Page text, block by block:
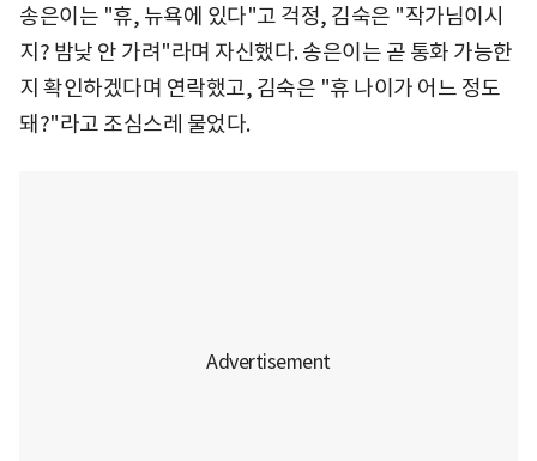
송은이는 "휴, 뉴욕에 있다"고 걱정, 김숙은 "작가님이시
지? 밤낮 안 가려"라며 자신했다. 송은이는 곧 통화 가능한
지 확인하겠다며 연락했고, 김숙은 "휴 나이가 어느 정도
돼?"라고 조심스레 물었다.